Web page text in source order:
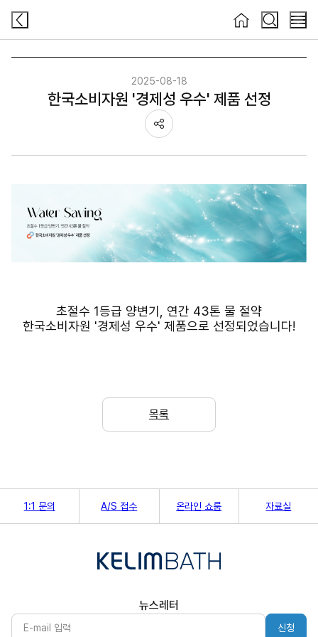
검색 검색 메뉴
2025-08-18
한국소비자원 '경제성 우수' 제품 선정
공유하기
초절수 1등급 양변기, 연간 43톤 물 절약
한국소비자원 '경제성 우수' 제품으로 선정되었습니다!
목록
1:1 문의 A/S 접수 온라인 쇼룸 자료실
뉴스레터
신청